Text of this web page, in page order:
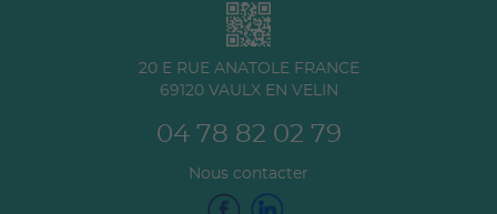
20 E RUE ANATOLE FRANCE
69120 VAULX EN VELIN
04 78 82 02 79
Nous contacter